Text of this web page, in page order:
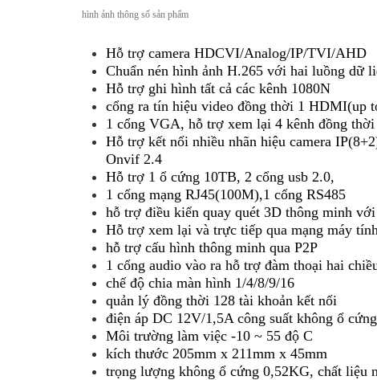
hình ảnh thông số sản phẩm
Hỗ trợ camera HDCVI/Analog/IP/TVI/AHD
Chuẩn nén hình ảnh H.265 với hai luồng dữ
Hỗ trợ ghi hình tất cả các kênh 1080N
cổng ra tín hiệu video đồng thời 1 HDMI(up
1 cổng VGA, hỗ trợ xem lại 4 kênh đồng
Hỗ trợ kết nối nhiều nhãn hiệu camera
Onvif 2.4
Hỗ trợ 1 ổ cứng 10TB, 2 cổng usb 2.0,
1 cổng mạng RJ45(100M),1 cổng RS485
hỗ trợ điều kiển quay quét 3D thông minh
Hỗ trợ xem lại và trực tiếp qua mạng máy
hỗ trợ cấu hình thông minh qua P2P
1 cổng audio vào ra hỗ trợ đàm thoại hai
chế độ chia màn hình 1/4/8/9/16
quản lý đồng thời 128 tài khoản kết nối
điện áp DC 12V/1,5A công suất không ổ
Môi trường làm việc -10 ~ 55 độ C
kích thước 205mm x 211mm x 45mm
trọng lượng không ổ cứng 0,52KG, chất liệu